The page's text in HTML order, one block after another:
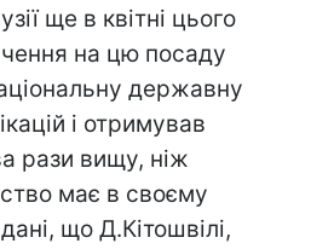
ще в квітні цього
на цю посаду
державну
і отримував
рази вищу, ніж
має в своєму
що Д.Кiтошвілі,